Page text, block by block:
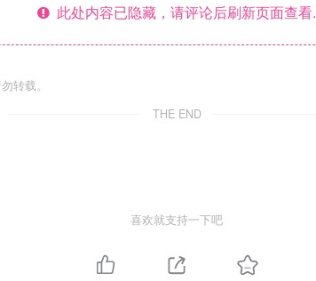
此处内容已隐藏，请评论后刷新页面查看.
转载。
THE END
喜欢就支持一下吧